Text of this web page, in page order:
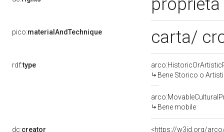
pico:materialAndTechnique carta/
rdf:type
Bene Storico o
Bene mobile
dc:creator <https://w3id.org/